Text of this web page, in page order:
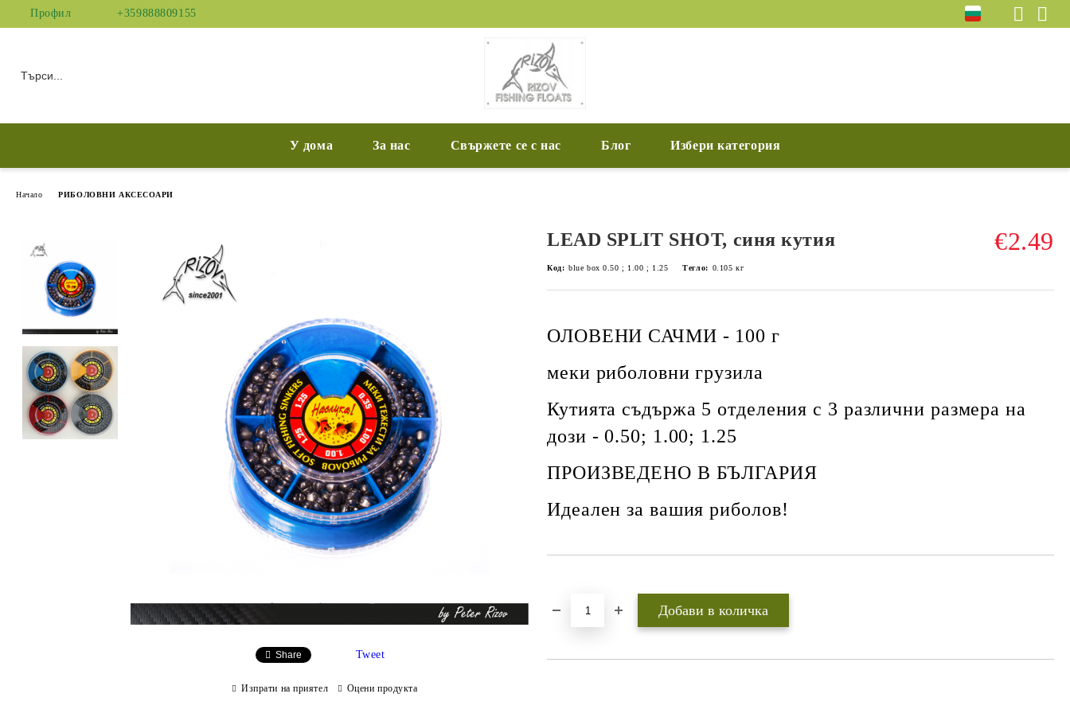
Профил +359888809155
У дома За нас Свържете се с нас Блог Избери категория
Начало РИБОЛОВНИ АКСЕСОАРИ
LEAD SPLIT SHOT, синя кутия €2.49
Код: blue box 0.50 ; 1.00 ; 1.25 Тегло: 0.105 кг
ОЛОВЕНИ САЧМИ - 100 г
меки риболовни грузила
Кутията съдържа 5 отделения с 3 различни размера на
дози - 0.50; 1.00; 1.25
ПРОИЗВЕДЕНО В БЪЛГАРИЯ
Идеален за вашия риболов!
Share Tweet
Изпрати на приятел Оцени продукта